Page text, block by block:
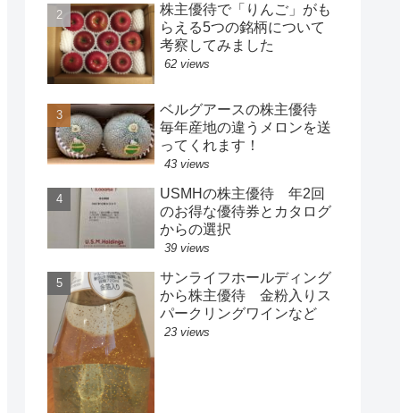
株主優待で「りんご」がも
らえる5つの銘柄について
考察してみました
62 views
ベルグアースの株主優待
毎年産地の違うメロンを送
ってくれます！
43 views
USMHの株主優待 年2回
のお得な優待券とカタログ
からの選択
39 views
サンライフホールディング
から株主優待 金粉入りス
パークリングワインなど
23 views